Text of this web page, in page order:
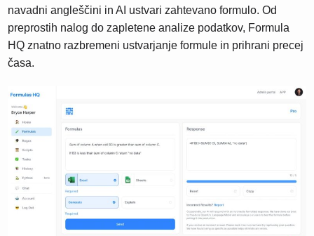
navadni angleščini in AI ustvari zahtevano formulo. Od
preprostih nalog do zapletene analize podatkov, Formula
HQ znatno razbremeni ustvarjanje formule in prihrani precej
časa.